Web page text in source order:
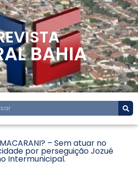
BAHIA
MACARANI? – Sem atuar no
por perseguição Jozué
Intermunicipal.